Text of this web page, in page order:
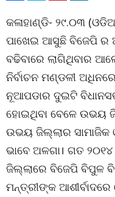
କଳାହାଣ୍ଡି- ୨୯.୦୩
ପାଖେଇ ଆସୁଛି ବିଜେପି ର
ବଢିବାରେ ଲାଗିଥିବାର
ନିର୍ବାଚନ ମଣ୍ଡଳୀ
ନୂଆପଡାର ଦୁଇଟି
ହୋଇଥିବା ବେଳେ ଉଭୟ
ଉଭୟ ଜିଲ୍ଲାର ସାମାଜିକ
ଭାବେ ଅଳଗା। ଗତ ୨୦୧୪
ଜିଲ୍ଲାରେ ବିଜେପି ବିପୁଳ
ମନ୍ତ୍ରୀଙ୍କ